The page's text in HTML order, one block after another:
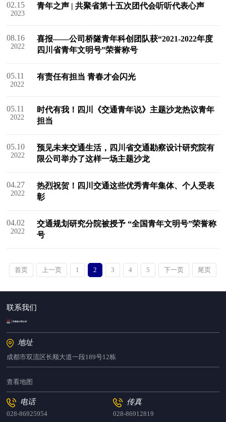
02.15
2023
青年之声 | 共聚省第十五次团代会听听代表心声
08.16
2022
喜报——公司桥隧青年科创团队获“2021-2022年度
四川省青年文明号”荣誉称号
05.11
2022
有责任有担当 青春才会闪光
05.11
2022
时代有我！四川《交通青年说》主题沙龙热议青年
担当
05.10
2022
预见未来交通生活，四川省交通勘察设计研究院有
限公司举办了这样一场主题沙龙
04.27
2022
热烈祝贺！四川交通这些优秀青年集体、个人受表
彰
04.02
2022
交通规划研究分院被授予 “全国青年文明号”荣誉称
号
首页 上一页 1 2 3 4 5 下一页 尾页
联系我们
地址
成都市双流区长顺大道一段189号12栋
查看地图
电话
028-86925954
传真
028-86912819